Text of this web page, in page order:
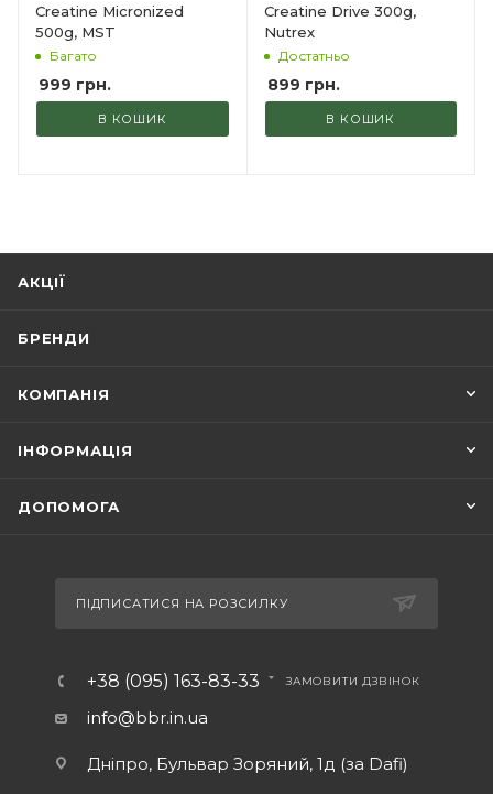
Creatine Micronized
500g, MST
Багато
999 грн.
В КОШИК
Creatine Drive 300g,
Nutrex
Достатньо
899 грн.
В КОШИК
АКЦІЇ
БРЕНДИ
КОМПАНІЯ
ІНФОРМАЦІЯ
ДОПОМОГА
ПІДПИСАТИСЯ НА РОЗСИЛКУ
+38 (095) 163-83-33 ЗАМОВИТИ ДЗВІНОК
info@bbr.in.ua
Дніпро, Бульвар Зоряний, 1д (за Dafi)